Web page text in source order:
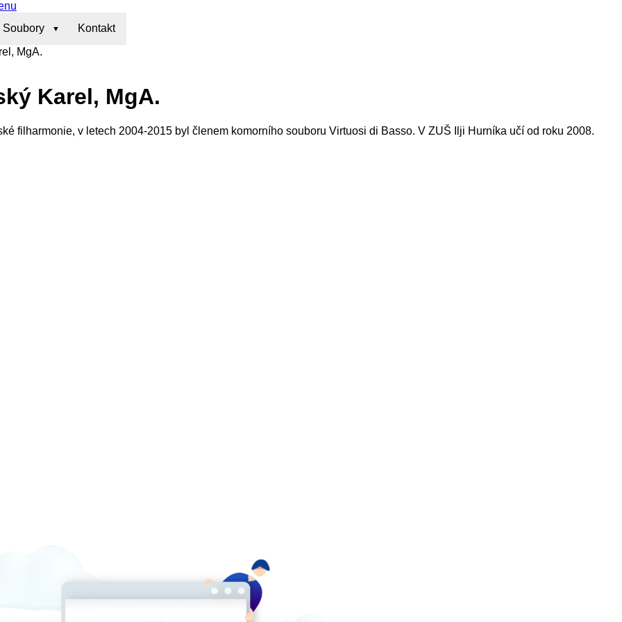
Soubory
Kontakt
MgA.
Karel, MgA.
filharmonie, v letech 2004-2015 byl členem komorního souboru Virtuosi di Basso. V ZUŠ Ilji Hurníka učí od roku 2008.